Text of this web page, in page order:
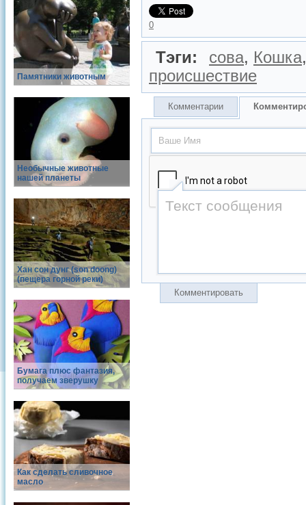
Памятники животным
Необычные животные
нашей планеты
Хан сон дунг (son doong)
(пещера горной реки)
Бумага плюс фантазия,
получаем зверушку
Как сделать сливочное
масло
0
Тэги: сова, Кошка
происшествие
Комментарии
Комментировать